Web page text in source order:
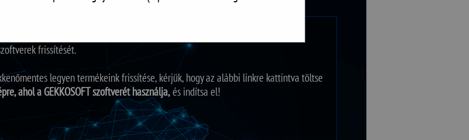
bevezetjük a GEKKOSOFT Frissítő szoftverek következő generációját,
frissítését.
legyen termékeink frissítése, kérjük, hogy az alábbi linkre kattintva töltse
ahol a GEKKOSOFT szoftverét használja,és indítsa el!